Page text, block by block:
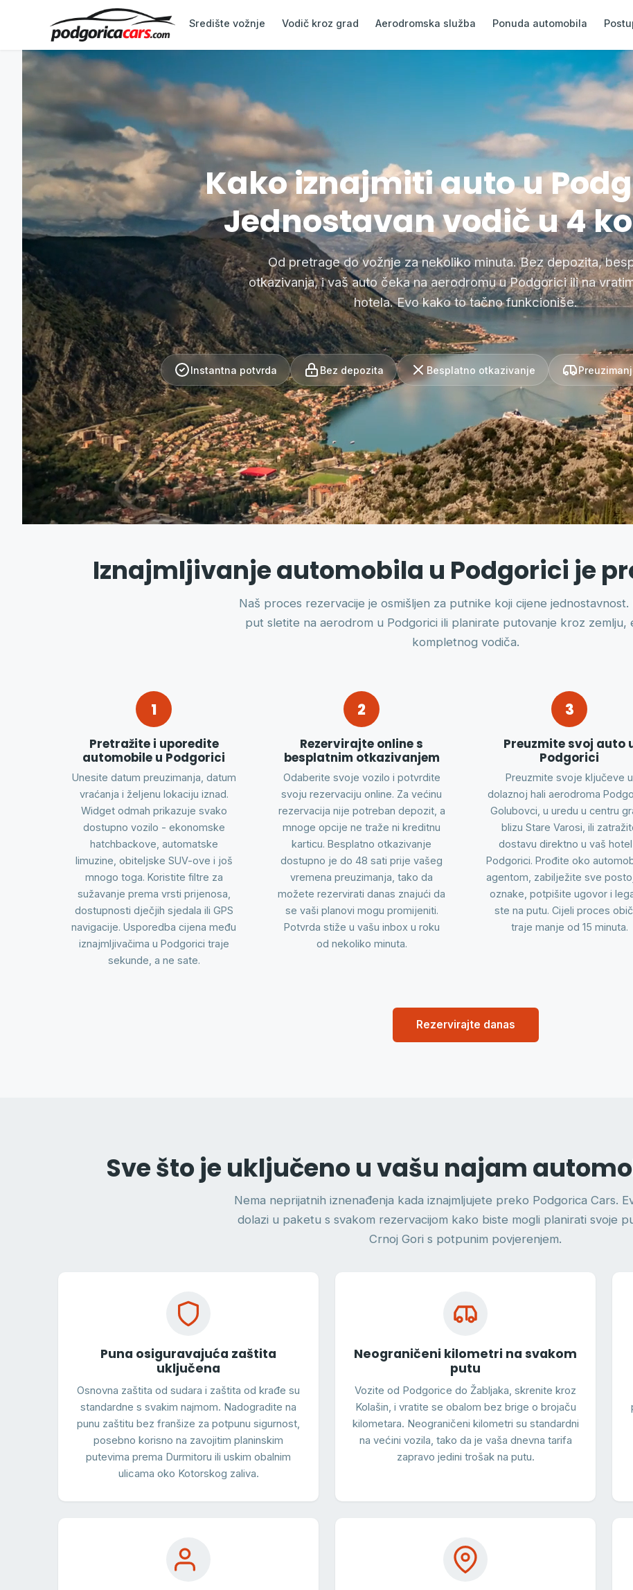
Središte vožnje Vodič kroz grad Aerodromska služba Ponuda automobila
Kako iznajmiti auto u
Jednostavan vodič u 4
Od pretrage do vožnje za nekoliko minuta. Bez depozita,
otkazivanja, i vaš auto čeka na aerodromu u Podgorici ili na
hotela. Evo kako to tačno funkcioniše.
Instantna potvrda Bez depozita Besplatno otkazivanje
Iznajmljivanje automobila u Podgorici je
Naš proces rezervacije je osmišljen za putnike koji cijene jednostavnost.
put sletite na aerodrom u Podgorici ili planirate putovanje kroz zemlju,
kompletnog vodiča.
1
Pretražite i uporedite
automobile u Podgorici
Unesite datum preuzimanja, datum
vraćanja i željenu lokaciju iznad.
Widget odmah prikazuje svako
dostupno vozilo - ekonomske
hatchbackove, automatske
limuzine, obiteljske SUV-ove i još
mnogo toga. Koristite filtre za
sužavanje prema vrsti prijenosa,
dostupnosti dječjih sjedala ili GPS
navigacije. Usporedba cijena među
iznajmljivačima u Podgorici traje
sekunde, a ne sate.
2
Rezervirajte online s
besplatnim otkazivanjem
Odaberite svoje vozilo i potvrdite
svoju rezervaciju online. Za većinu
rezervacija nije potreban depozit, a
mnoge opcije ne traže ni kreditnu
karticu. Besplatno otkazivanje
dostupno je do 48 sati prije vašeg
vremena preuzimanja, tako da
možete rezervirati danas znajući da
se vaši planovi mogu promijeniti.
Potvrda stiže u vašu inbox u roku
od nekoliko minuta.
3
Preuzmite svoj auto
Podgorici
Preuzmite svoje ključeve u
dolaznoj hali aerodroma
Golubovci, u uredu u centru
blizu Stare Varosi, ili
dostavu direktno u vaš hotel
Podgorici. Prođite oko
agentom, zabilježite sve
oznake, potpišite ugovor i
ste na putu. Cijeli proces
traje manje od 15 minuta.
Rezervirajte danas
Sve što je uključeno u vašu najam
Nema neprijatnih iznenađenja kada iznajmljujete preko Podgorica Cars.
dolazi u paketu s svakom rezervacijom kako biste mogli planirati svoje
Crnoj Gori s potpunim povjerenjem.
Puna osiguravajuća zaštita
uključena
Osnovna zaštita od sudara i zaštita od krađe su
standardne s svakim najmom. Nadogradite na
punu zaštitu bez franšize za potpunu sigurnost,
posebno korisno na zavojitim planinskim
putevima prema Durmitoru ili uskim obalnim
ulicama oko Kotorskog zaliva.
Neograničeni kilometri na svakom
putu
Vozite od Podgorice do Žabljaka, skrenite kroz
Kolašin, i vratite se obalom bez brige o brojaču
kilometara. Neograničeni kilometri su standardni
na većini vozila, tako da je vaša dnevna tarifa
zapravo jedini trošak na putu.